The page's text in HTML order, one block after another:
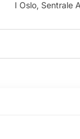
I Oslo, Sentrale